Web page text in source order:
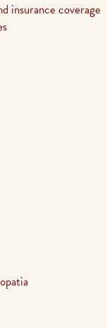
insurance coverage